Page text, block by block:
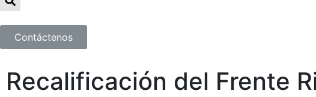
Contáctenos
Recalificación del Frente